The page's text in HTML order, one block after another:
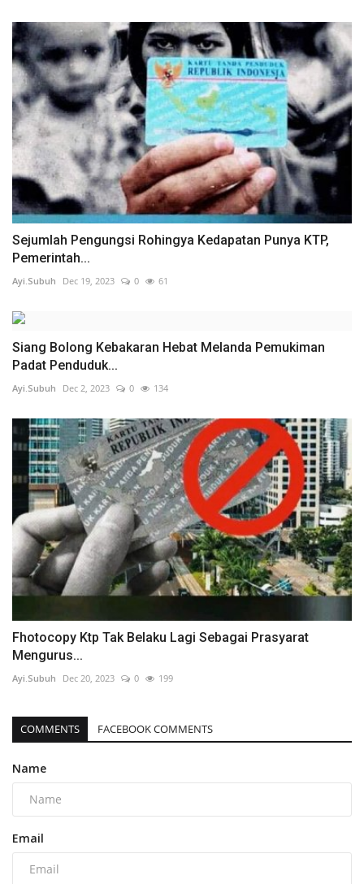
Sejumlah Pengungsi Rohingya Kedapatan Punya KTP,
Pemerintah...
Ayi.Subuh Dec 19, 2023 0 61
Siang Bolong Kebakaran Hebat Melanda Pemukiman
Padat Penduduk...
Ayi.Subuh Dec 2, 2023 0 134
Fhotocopy Ktp Tak Belaku Lagi Sebagai Prasyarat
Mengurus...
Ayi.Subuh Dec 20, 2023 0 199
COMMENTS FACEBOOK COMMENTS
Name
Email